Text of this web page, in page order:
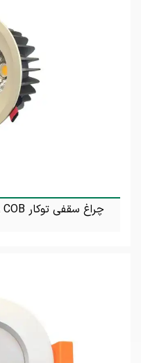
چراغ سقفی توکار COB واترپروف 15 وات 4M LED 15w